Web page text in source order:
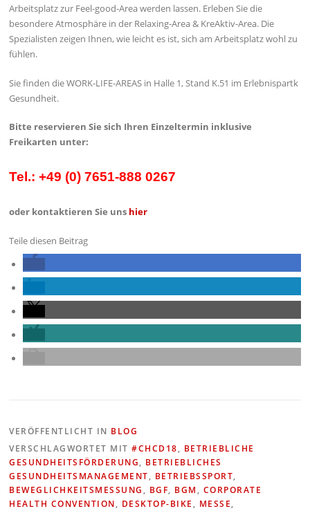
Arbeitsplatz zur Feel-good-Area werden lassen. Erleben Sie die
besondere Atmosphäre in der Relaxing-Area & KreAktiv-Area. Die
Spezialisten zeigen Ihnen, wie leicht es ist, sich am Arbeitsplatz wohl zu
fühlen.
Sie finden die WORK-LIFE-AREAS in Halle 1, Stand K.51 im Erlebnispartk
Gesundheit.
Bitte reservieren Sie sich Ihren Einzeltermin inklusive
Freikarten unter:
Tel.: +49 (0) 7651-888 0267
oder kontaktieren Sie uns hier
Teile diesen Beitrag
VERÖFFENTLICHT IN BLOG
VERSCHLAGWORTET MIT#CHCD18, BETRIEBLICHE
GESUNDHEITSFÖRDERUNG, BETRIEBLICHES
GESUNDHEITSMANAGEMENT, BETRIEBSSPORT,
BEWEGLICHKEITSMESSUNG, BGF, BGM, CORPORATE
HEALTH CONVENTION, DESKTOP-BIKE, MESSE,